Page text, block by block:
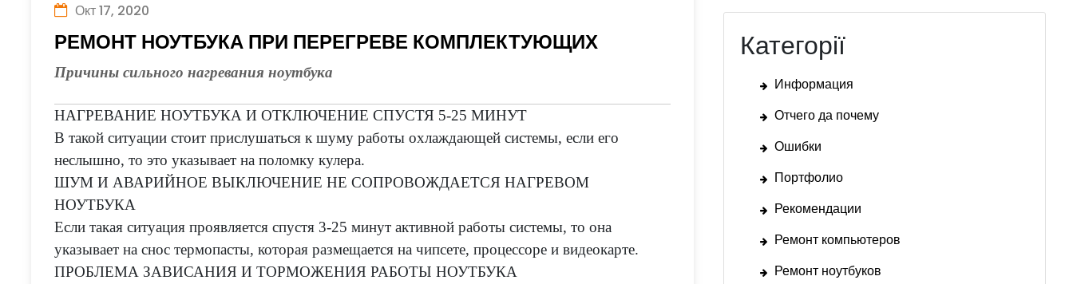
Окт 17, 2020
РЕМОНТ НОУТБУКА ПРИ ПЕРЕГРЕВЕ КОМПЛЕКТУЮЩИХ
Причины сильного нагревания ноутбука
НАГРЕВАНИЕ НОУТБУКА И ОТКЛЮЧЕНИЕ СПУСТЯ 5-25 МИНУТ
В такой ситуации стоит прислушаться к шуму работы охлаждающей системы, если его
неслышно, то это указывает на поломку кулера.
ШУМ И АВАРИЙНОЕ ВЫКЛЮЧЕНИЕ НЕ СОПРОВОЖДАЕТСЯ НАГРЕВОМ
НОУТБУКА
Если такая ситуация проявляется спустя 3-25 минут активной работы системы, то она
указывает на снос термопасты, которая размещается на чипсете, процессоре и видеокарте.
ПРОБЛЕМА ЗАВИСАНИЯ И ТОРМОЖЕНИЯ РАБОТЫ НОУТБУКА
Категорії
Информация
Отчего да почему
Ошибки
Портфолио
Рекомендации
Ремонт компьютеров
Ремонт ноутбуков